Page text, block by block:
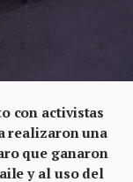
con activistas
realizaron una
que ganaron
y al uso del